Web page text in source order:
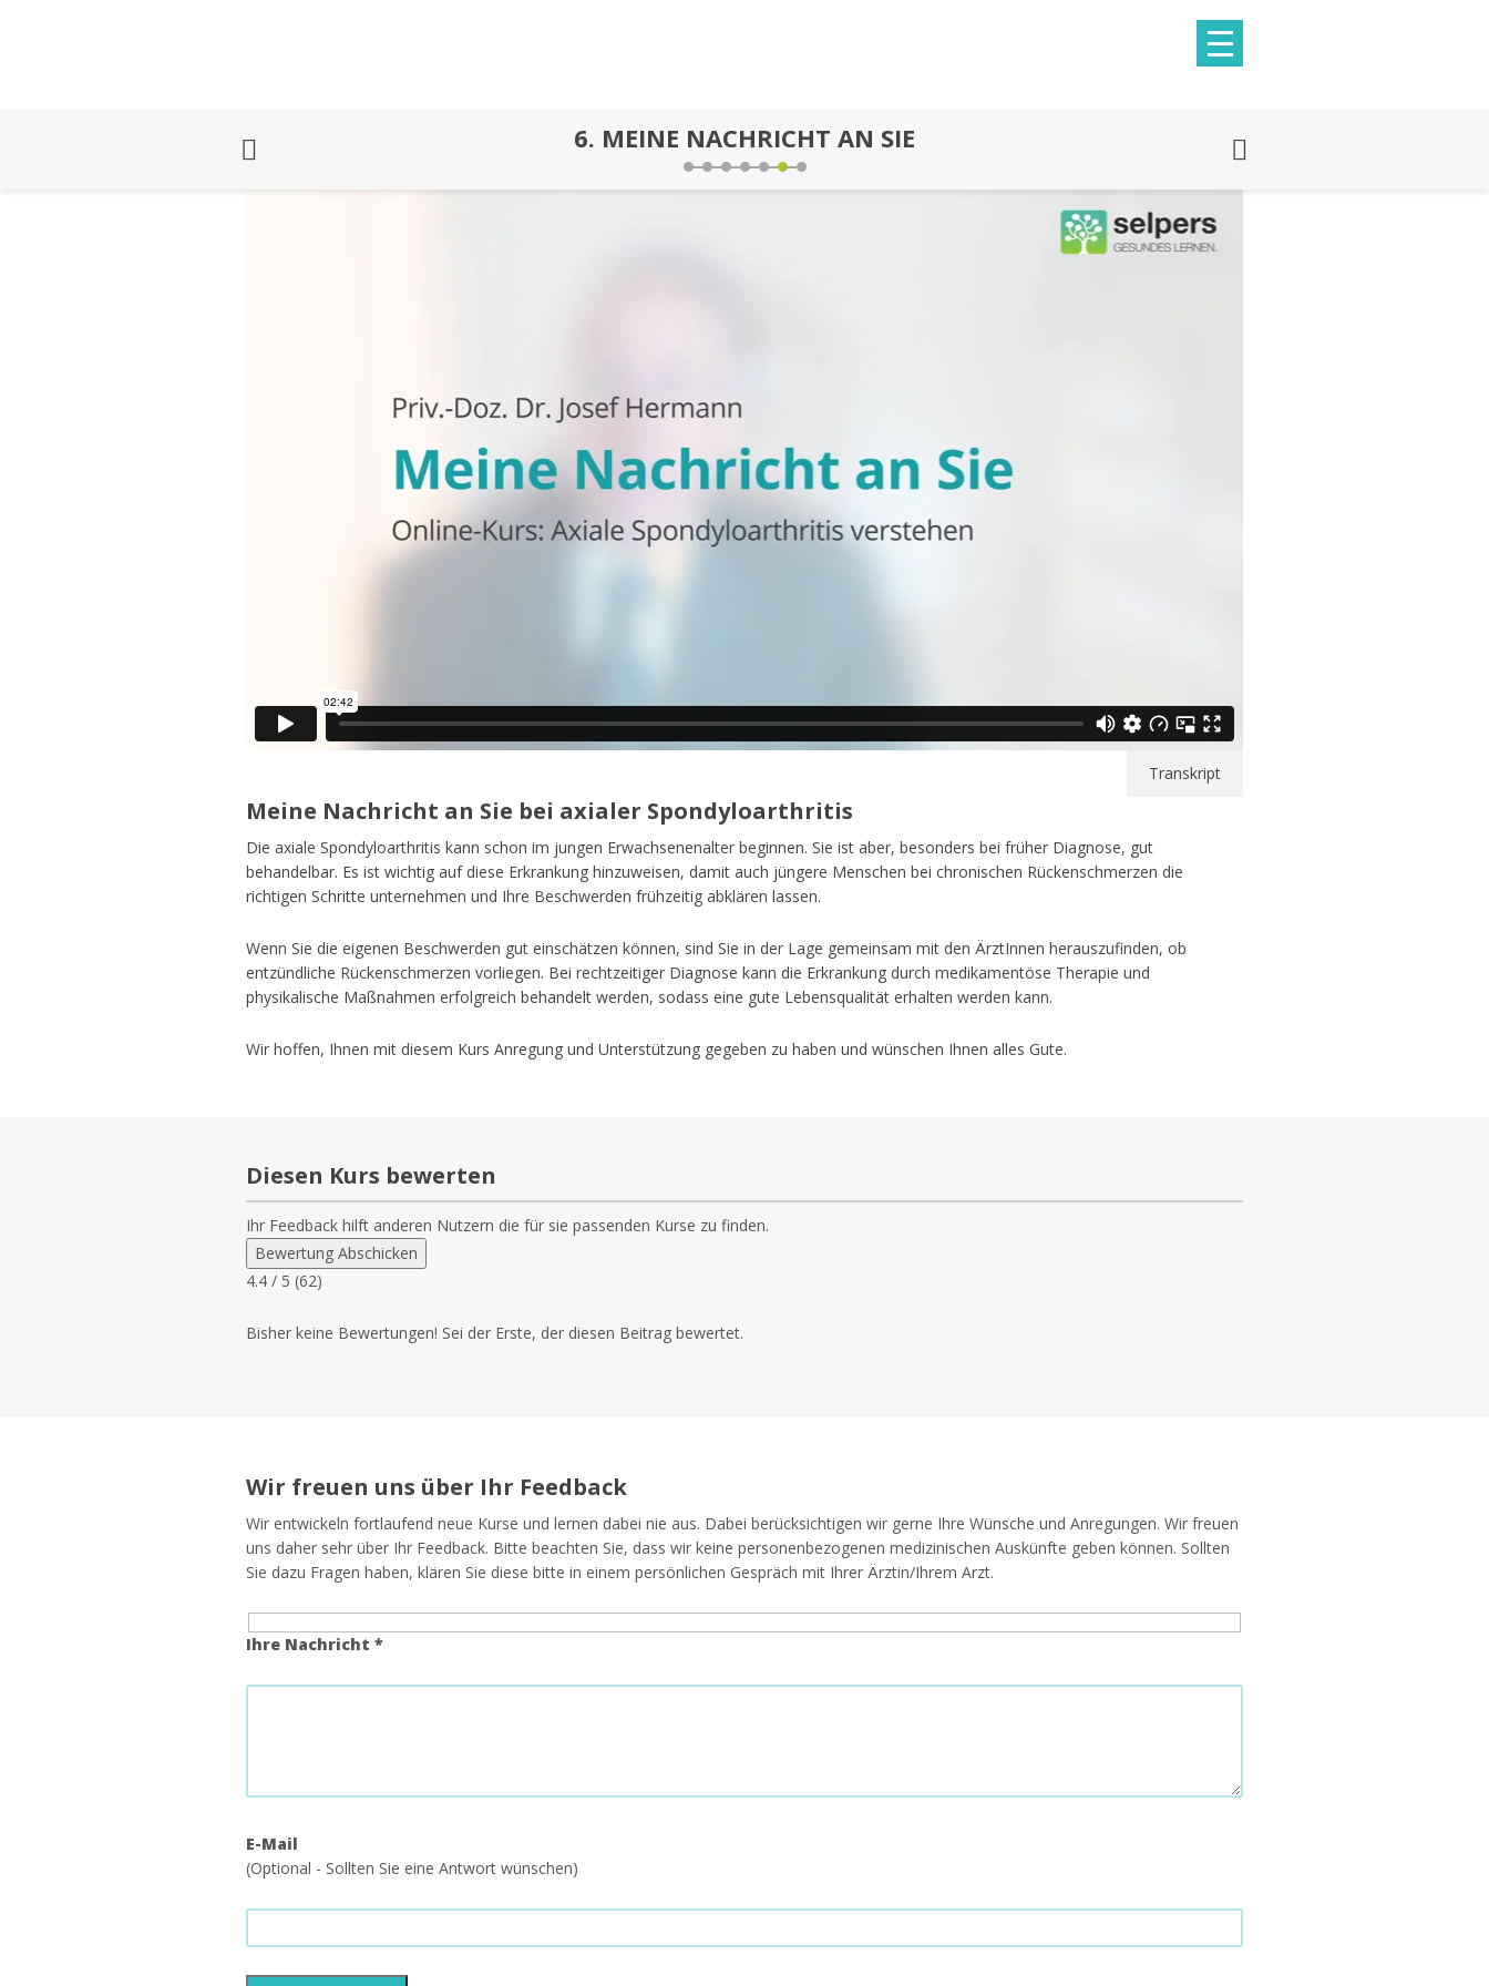
6. MEINE NACHRICHT AN SIE
Transkript
Meine Nachricht an Sie bei axialer Spondyloarthritis
Die axiale Spondyloarthritis kann schon im jungen Erwachsenenalter beginnen. Sie ist aber, besonders bei früher Diagnose, gut
behandelbar. Es ist wichtig auf diese Erkrankung hinzuweisen, damit auch jüngere Menschen bei chronischen Rückenschmerzen die
richtigen Schritte unternehmen und Ihre Beschwerden frühzeitig abklären lassen.
Wenn Sie die eigenen Beschwerden gut einschätzen können, sind Sie in der Lage gemeinsam mit den ÄrztInnen herauszufinden, ob
entzündliche Rückenschmerzen vorliegen. Bei rechtzeitiger Diagnose kann die Erkrankung durch medikamentöse Therapie und
physikalische Maßnahmen erfolgreich behandelt werden, sodass eine gute Lebensqualität erhalten werden kann.
Wir hoffen, Ihnen mit diesem Kurs Anregung und Unterstützung gegeben zu haben und wünschen Ihnen alles Gute.
Diesen Kurs bewerten
Ihr Feedback hilft anderen Nutzern die für sie passenden Kurse zu finden.
Bewertung Abschicken
4.4 / 5 (62)
Bisher keine Bewertungen! Sei der Erste, der diesen Beitrag bewertet.
Wir freuen uns über Ihr Feedback
Wir entwickeln fortlaufend neue Kurse und lernen dabei nie aus. Dabei berücksichtigen wir gerne Ihre Wünsche und Anregungen. Wir freuen
uns daher sehr über Ihr Feedback. Bitte beachten Sie, dass wir keine personenbezogenen medizinischen Auskünfte geben können. Sollten
Sie dazu Fragen haben, klären Sie diese bitte in einem persönlichen Gespräch mit Ihrer Ärztin/Ihrem Arzt.
Ihre Nachricht *
E-Mail
(Optional - Sollten Sie eine Antwort wünschen)